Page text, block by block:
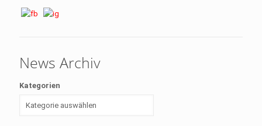
News Archiv
Kategorien